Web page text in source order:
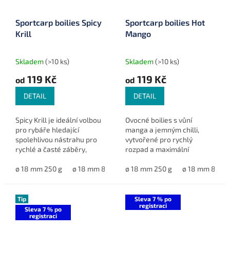
Sportcarp boilies Spicy
Krill
Skladem(>10 ks)
od 119 Kč
DETAIL
Spicy Krill je ideální volbou
pro rybáře hledající
spolehlivou nástrahu pro
rychlé a časté záběry,
během závodů.
ø 18 mm 250 g ø 18 mm 800 g ø 20 mm 800 g ø 24 mm
Sportcarp boilies Hot
Mango
Skladem(>10 ks)
od 119 Kč
DETAIL
Ovocné boilies s vůní
manga a jemným chilli,
vytvořené pro rychlý
rozpad a maximální
celoroční nástraha i
vodě.
ø 18 mm 250 g ø 18 mm 800 g
Tip
Sleva 7 % po
registraci
Sleva 7 % po
registraci